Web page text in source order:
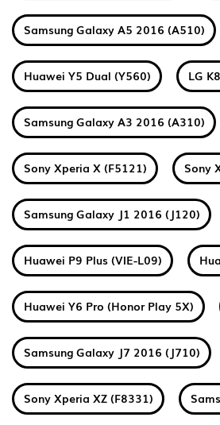
Samsung Galaxy A5 2016 (A510)
Huawei Y5 Dual (Y560) LG
Samsung Galaxy A3 2016 (A310)
Sony Xperia X (F5121) Sony
Samsung Galaxy J1 2016 (J120)
Huawei P9 Plus (VIE-L09)
Huawei Y6 Pro (Honor Play 5X)
Samsung Galaxy J7 2016 (J710)
Sony Xperia XZ (F8331)